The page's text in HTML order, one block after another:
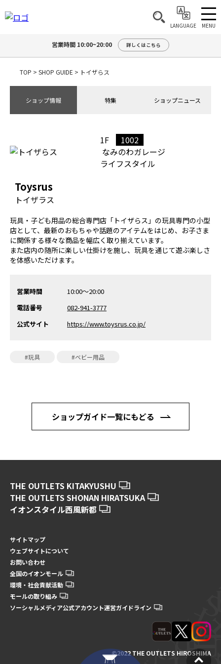
LANGUAGE MENU
営業時間 10:00~20:00 詳しくはこちら
TOP > SHOP GUIDE > トイザらス
ショップ情報 特集 ショップニュース
1F
1002
なみのわガレージ
ライフスタイル
Toysrus
トイザラス
玩具・子ども用品の総合専門店「トイザらス」の玩具専門の小型
店として、最新のおもちゃや話題のアイテムをはじめ、お子さま
に関係する様々な商品を幅広く取り揃えています。
また店内の随所に楽しい仕掛けを施し、玩具を通じて遊ぶ楽しさ
を体感いただけます。
営業時間
10:00～20:00
電話番号
082-941-3777
公式サイト
https://www.toysrus.co.jp/
#玩具 #ベビー用品
ショップガイド一覧にもどる
THE OUTLETS KITAKYUSHU
THE OUTLETS SHONAN HIRATSUKA
イオンスタイル西風新都
サイトマップ
ウェブサイトについて
お問い合わせ
全国のイオンモール
環境・社会貢献活動
モールの取り組み
ソーシャルメディア公式アカウント運営ガイドライン
©2022 THE OUTLETS HIROSHIMA